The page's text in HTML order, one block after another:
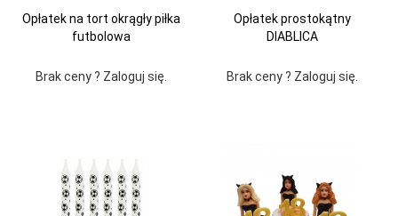
Opłatek na tort okrągły piłka
futbolowa
Brak ceny ? Zaloguj się.
Opłatek prostokątny
DIABLICA
Brak ceny ? Zaloguj się.